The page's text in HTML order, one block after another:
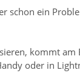
schon ein
kommt
oder in